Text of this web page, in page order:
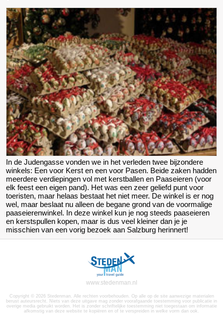
In de Judengasse vonden we in het verleden twee bijzondere
winkels: Een voor Kerst en een voor Pasen. Beide zaken hadden
meerdere verdiepingen vol met kerstballen en Paaseieren (voor
elk feest een eigen pand). Het was een zeer geliefd punt voor
toeristen, maar helaas bestaat het niet meer. De winkel is er nog
wel, maar beslaat nu alleen de begane grond van de voormalige
paaseierenwinkel. In deze winkel kun je nog steeds paaseieren
en kerstspullen kopen, maar is dus veel kleiner dan je je
misschien van een vorig bezoek aan Salzburg herinnert!
www.stedenman.nl
Copyright © 2026 Stedenman. Alle rechten voorbehouden. Op alle op de site aanwezige materialen
berust auteursrecht. Niets van deze uitgave mag zonder voorafgaande toestemming voor publicatie in
overige media gebruikt worden. Het is zonder schriftelijke toestemming niet toegestaan om informatie
afkomstig van deze website te kopiëren en of te verspreiden in welke vorm dan ook.